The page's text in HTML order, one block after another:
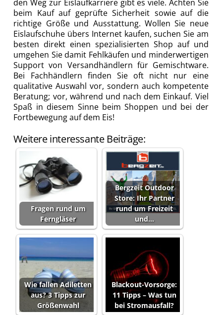
den Weg zur Eislaufkarriere gibt es viele. Achten Sie
beim Kauf auf geprüfte Sicherheit sowie auf die
richtige Größe und Ausstattung. Wollen Sie neue
Eislaufschuhe übers Internet kaufen, suchen Sie am
besten direkt einen spezialisierten Shop auf und
umgehen Sie damit Fehlkäufen und minderwertigen
Support von Versandhändlern für Gemischtware.
Bei Fachhändlern finden Sie oft nicht nur eine
qualitative Auswahl vor, sondern auch kompetente
Beratung; vor, während und nach dem Einkauf. Viel
Spaß in diesem Sinne beim Shoppen und bei der
Fortbewegung auf dem Eis!
Weitere interessante Beiträge:
Fragen rund um
Ferngläser
Bergzeit Outdoor
Store: Ihr Partner
rund um Freizeit
und…
Wie fallen Adiletten
aus? 3 Tipps zur
Größenwahl
Blackout-Vorsorge:
11 Tipps – Was tun
bei Stromausfall?